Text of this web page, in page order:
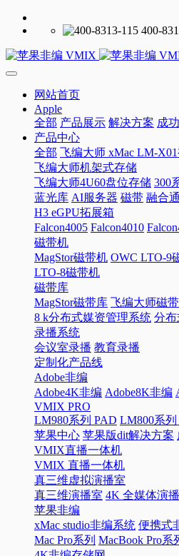
400-
网站首页
Apple
全部 产品展示 解决方案 成
产品中心
全部 飞编大师 xMac LM-
飞编大师机架式存储
飞编大师4U60盘位存储 300
蓝光库 AI服务器 磁带 融合
H3 eGPU拓展箱
Falcon4005 Falcon4010
磁带机
MagStor磁带机 OWC LTO-9
LTO-8磁带机
磁带库
MagStor磁带库 飞编大师磁
8 k分布式媒资管理系统 分
录播系统
会议室录播 教育录播
定制化产品线
Adobe非编
Adobe4K非编 Adobe8K非编
VMIX PRO
LM980系列 PAD LM800系
苹果中心 苹果版dit解决方案
VMIX直播一体机
VMIX 直播一体机
真三维虚拟演播室
真三维演播室 4K 全媒体演
苹果非编
xMac studio非编系统 便携式
Mac Pro系列 MacBook Pro系